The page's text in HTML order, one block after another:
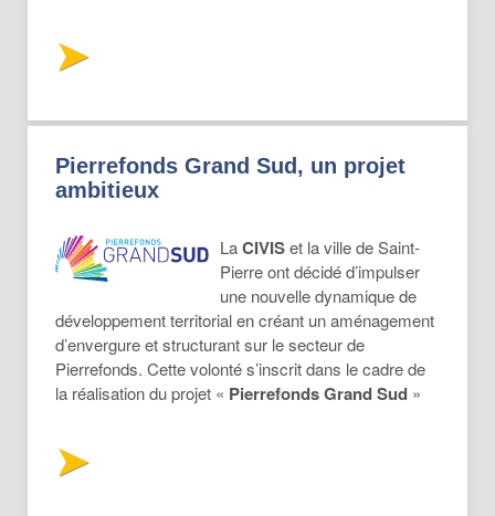
Pierrefonds Grand Sud, un projet
ambitieux
LaCIVISet la ville de Saint-
Pierre ont décidé d’impulser
une nouvelle dynamique de
développement territorial en créant un aménagement
d’envergure et structurant sur le secteur de
Pierrefonds. Cette volonté s’inscrit dans le cadre de
la réalisation du projet « Pierrefonds Grand Sud »